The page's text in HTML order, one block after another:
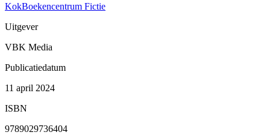
KokBoekencentrum Fictie
Uitgever
VBK Media
Publicatiedatum
11 april 2024
ISBN
9789029736404